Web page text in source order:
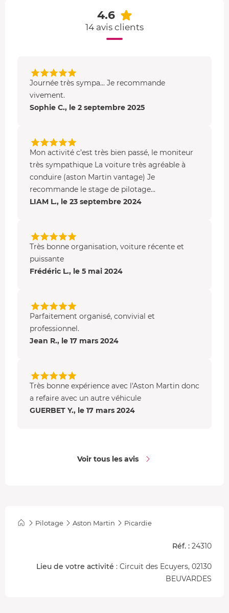
4.6
14 avis clients
Journée très sympa... Je recommande
vivement.
Sophie C., le 2 septembre 2025
Mon activité c’est très bien passé, le moniteur
très sympathique La voiture très agréable à
conduire (aston Martin vantage) Je
recommande le stage de pilotage...
LIAM L., le 23 septembre 2024
Très bonne organisation, voiture récente et
puissante
Frédéric L., le 5 mai 2024
Parfaitement organisé, convivial et
professionnel.
Jean R., le 17 mars 2024
Très bonne expérience avec l'Aston Martin donc
a refaire avec un autre véhicule
GUERBET Y., le 17 mars 2024
Voir tous les avis
Pilotage Aston Martin Picardie
Réf. : 24310
Lieu de votre activité : Circuit des Ecuyers, 02130
BEUVARDES